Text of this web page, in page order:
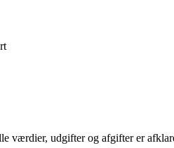
værdier, udgifter og afgifter er